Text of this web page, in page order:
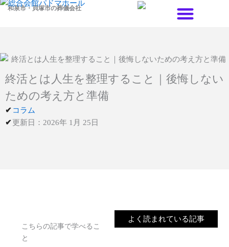
内
キ
プ
和泉市・貝塚市の葬儀会社
終活とは人生を整理すること｜後悔しない
ための考え方と準備
コラム
更新日：2026年 1月 25日
こちらの記事で学べるこ
と
よく読まれている記事